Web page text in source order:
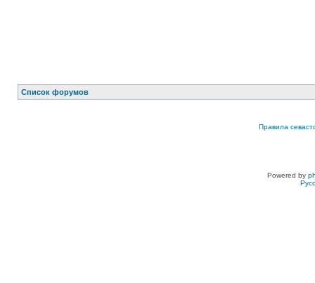
Список форумов
Правила
Powered by